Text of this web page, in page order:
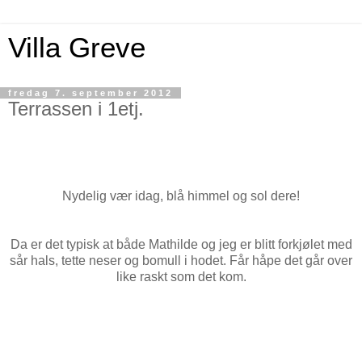
Villa Greve
fredag 7. september 2012
Terrassen i 1etj.
Nydelig vær idag, blå himmel og sol dere!
Da er det typisk at både Mathilde og jeg er blitt forkjølet med
sår hals, tette neser og bomull i hodet. Får håpe det går over
like raskt som det kom.